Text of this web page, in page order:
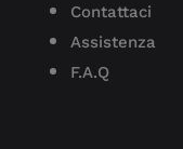
Contattaci
Assistenza
F.A.Q